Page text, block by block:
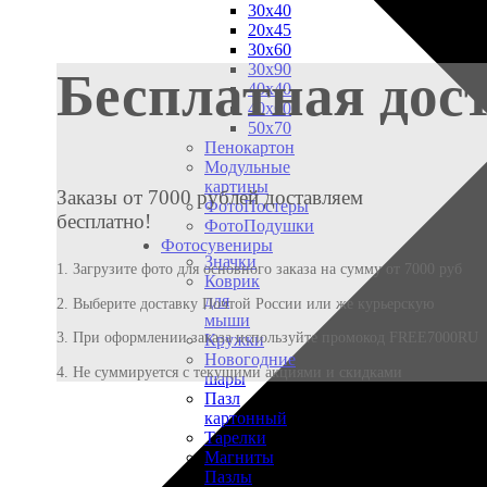
30х40
20х45
30х60
30х90
40х40
40х60
50х70
Пенокартон
Модульные
картины
ФотоПостеры
ФотоПодушки
Фотоcувениры
Значки
Коврик
для
мыши
Кружки
Новогодние
шары
Пазл
картонный
Тарелки
Магниты
Пазлы
Бесплатная
Заказы от 7000 рублей доставляем
бесплатно!
1. Загрузите фото для основного заказа на сумму от 7000 руб
2. Выберите доставку Почтой России или же курьерскую
3. При оформлении заказа используйте промокод FREE7000RU
4. Не суммируется с текущими акциями и скидками